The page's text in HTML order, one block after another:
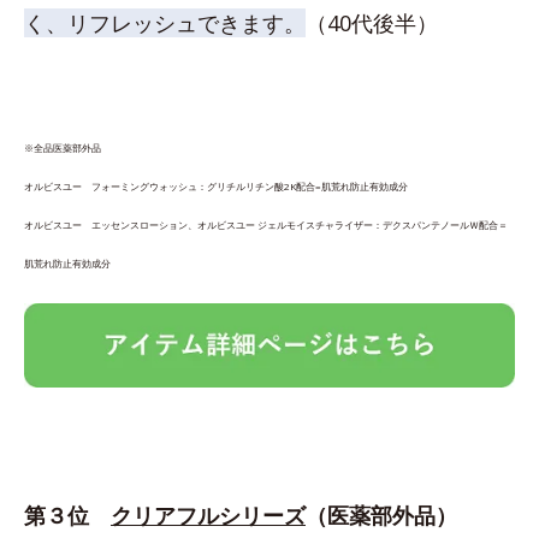
く、リフレッシュできます。
（40代後半）
※全品医薬部外品
オルビスユー フォーミングウォッシュ：グリチルリチン酸2K配合=肌荒れ防止有効成分
オルビスユー エッセンスローション、オルビスユー ジェルモイスチャライザー：デクスパンテノールＷ配合＝
肌荒れ防止有効成分
第３位 クリアフルシリーズ（医薬部外品）